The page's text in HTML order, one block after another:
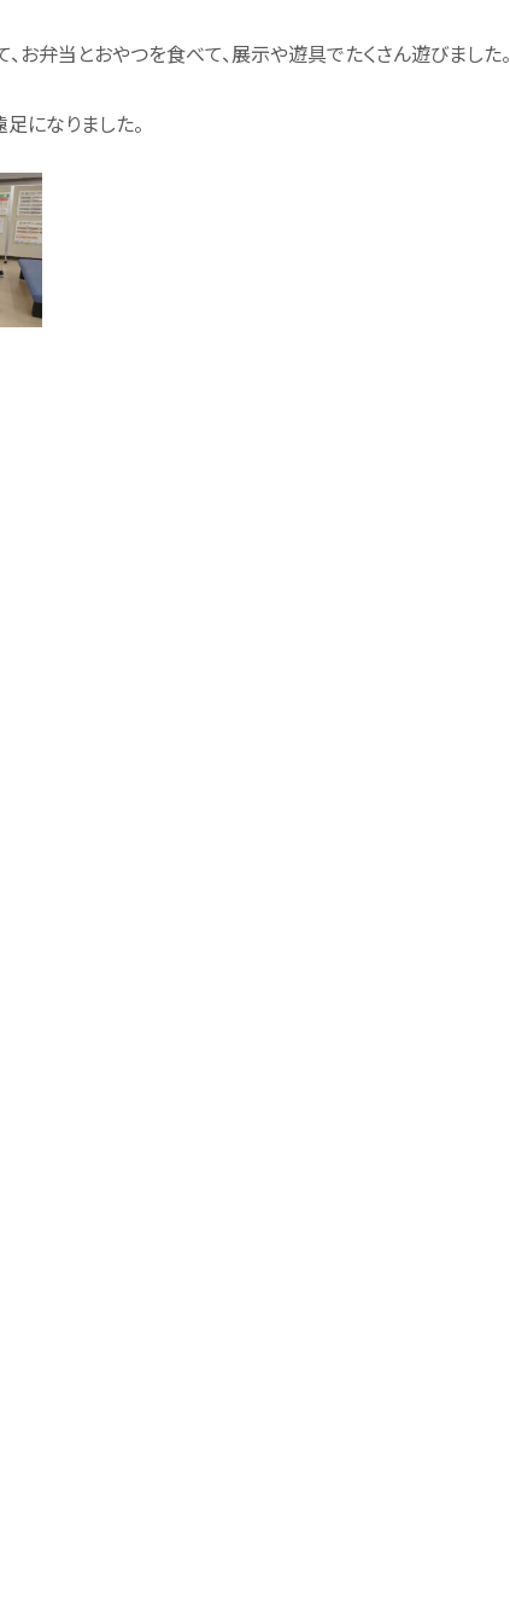
、お弁当とおやつを食べて、展示や遊具でたくさん遊びました。
になりました。